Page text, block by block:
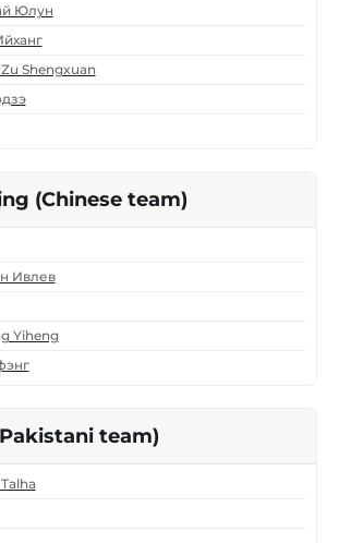
Юлун
Zu Shengxuan
(Chinese team)
Ивлев
Yiheng
team)